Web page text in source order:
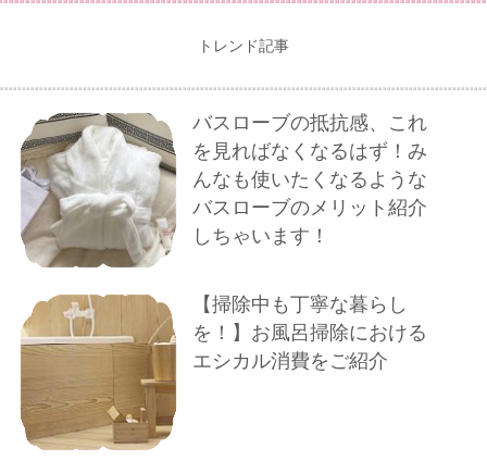
トレンド記事
バスローブの抵抗感、これ
を見ればなくなるはず！み
んなも使いたくなるような
バスローブのメリット紹介
しちゃいます！
【掃除中も丁寧な暮らし
を！】お風呂掃除における
エシカル消費をご紹介